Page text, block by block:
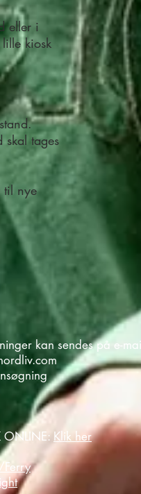
eller i
kiosk
tages
til nye
kan sendes på e-
ONLINE: Klik her